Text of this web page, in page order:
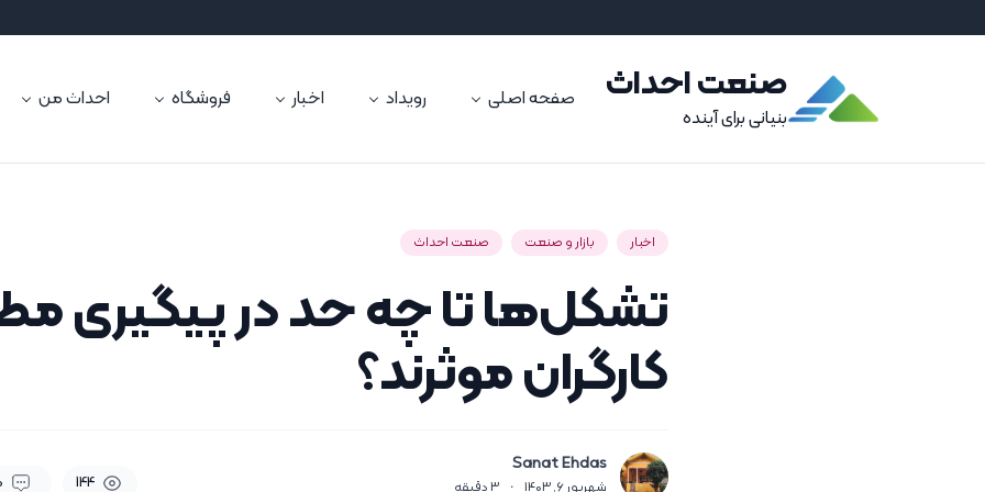
صنعت احداث
بنیانی برای آینده
صفحه اصلی رویداد اخبار فروشگاه احداث من
اخبار بازار و صنعت صنعت احداث
تشکل‌ها تا چه حد در پیگیری
کارگران موثرند؟
Sanat Ehdas
شهریور 6, 1403 ·
3دقیقه 144